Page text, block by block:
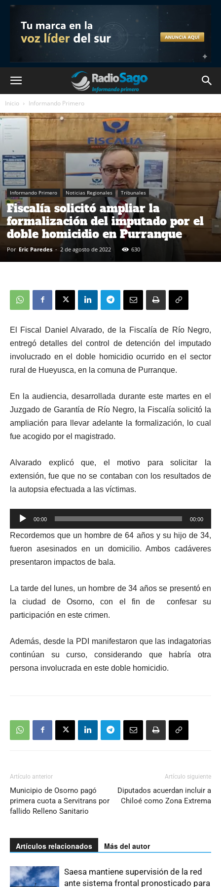
Inicio Informando Primero
Informando Primero Noticias Regionales Tribunales
Fiscalía solicitó ampliar la
formalización del imputado por el
doble homicidio en Purranque
Por Eric Paredes - 2 de agosto de 2022 630
El Fiscal Daniel Alvarado, de la Fiscalía de Río Negro,
entregó detalles del control de detención del imputado
involucrado en el doble homicidio ocurrido en el sector
rural de Hueyusca, en la comuna de Purranque.
En la audiencia, desarrollada durante este martes en el
Juzgado de Garantía de Río Negro, la Fiscalía solicitó la
ampliación para llevar adelante la formalización, lo cual
fue acogido por el magistrado.
Alvarado explicó que, el motivo para solicitar la
extensión, fue que no se contaban con los resultados de
la autopsia efectuada a las víctimas.
Reproductor
de
audio
00:00 00:00
Recordemos que un hombre de 64 años y su hijo de 34,
fueron asesinados en un domicilio. Ambos cadáveres
presentaron impactos de bala.
La tarde del lunes, un hombre de 34 años se presentó en
la ciudad de Osorno, con el fin de confesar su
participación en este crimen.
Además, desde la PDI manifestaron que las indagatorias
continúan su curso, considerando que habría otra
persona involucrada en este doble homicidio.
Artículo anterior
Municipio de Osorno pagó
primera cuota a Servitrans por
fallido Relleno Sanitario
Artículo siguiente
Diputados acuerdan incluir a
Chiloé como Zona Extrema
Artículos relacionados Más del autor
Saesa mantiene supervisión de la red
ante sistema frontal pronosticado para